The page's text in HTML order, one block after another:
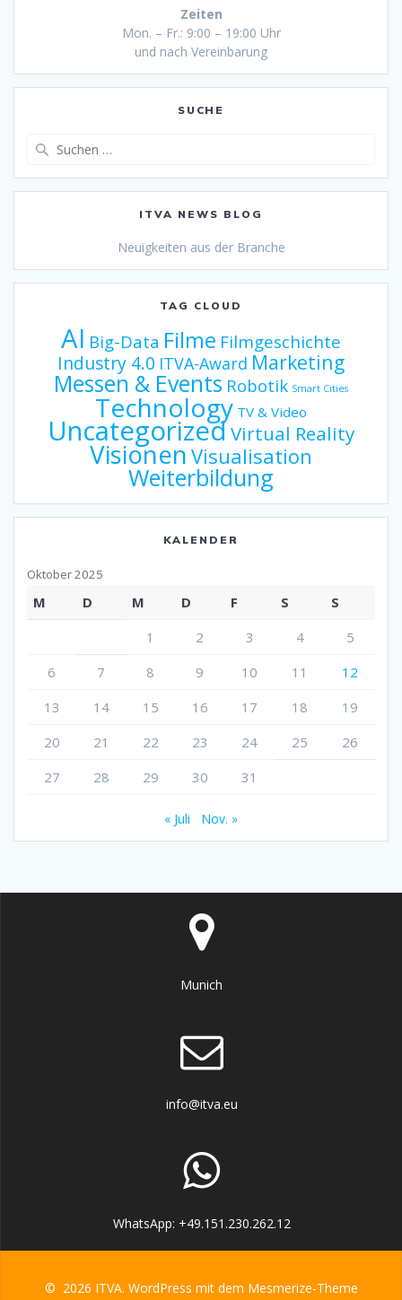
Zeiten
Mon. – Fr.: 9:00 – 19:00 Uhr
und nach Vereinbarung
SUCHE
ITVA NEWS BLOG
Neuigkeiten aus der Branche
TAG CLOUD
AI Big-Data Filme Filmgeschichte
Industry 4.0 ITVA-Award Marketing
Messen & Events Robotik Smart Cities
Technology TV & Video
UncategorizedVirtual Reality
Visionen Visualisation
Weiterbildung
KALENDER
Oktober 2025
M D M D F S
S
1
2 3 4
5
6
7 8 9 10 11
12
13
14 15 16 17 18
19
20
21 22 23 24 25
26
27
28 29 30 31
« Juli Nov. »
Munich
info@itva.eu
WhatsApp: +49.151.230.262.12
© 2026 ITVA. WordPress mit dem Mesmerize-Theme